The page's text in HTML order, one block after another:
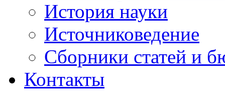
История науки
Источниковедение
Cборники статей и
Контакты